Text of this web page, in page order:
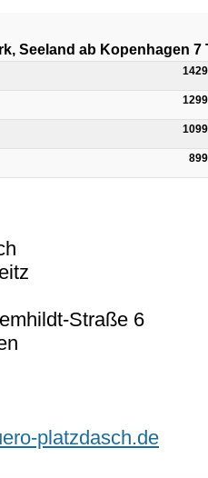
Seeland ab Kopenhagen 7
Straße 6
platzdasch.de